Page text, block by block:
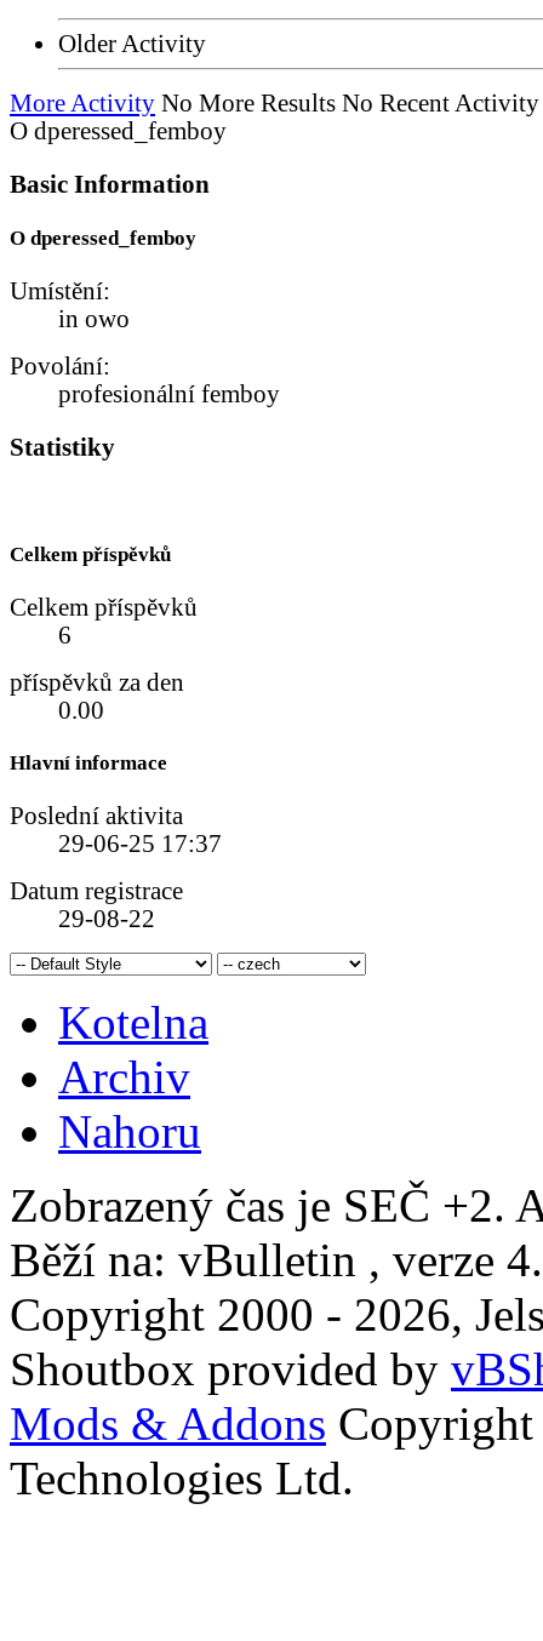
Older Activity
More Activity No More Results No Recent Activity
O dperessed_femboy
Basic Information
O dperessed_femboy
Umístění:
in owo
Povolání:
profesionální femboy
Statistiky
Celkem příspěvků
Celkem příspěvků
6
příspěvků za den
0.00
Hlavní informace
Poslední aktivita
29-06-25 17:37
Datum registrace
29-08-22
Kotelna
Archiv
Nahoru
Zobrazený čas je SEČ +2.
Běží na: vBulletin , verze
Copyright 2000 - 2026,
Shoutbox provided by
Mods & Addons
Technologies Ltd.